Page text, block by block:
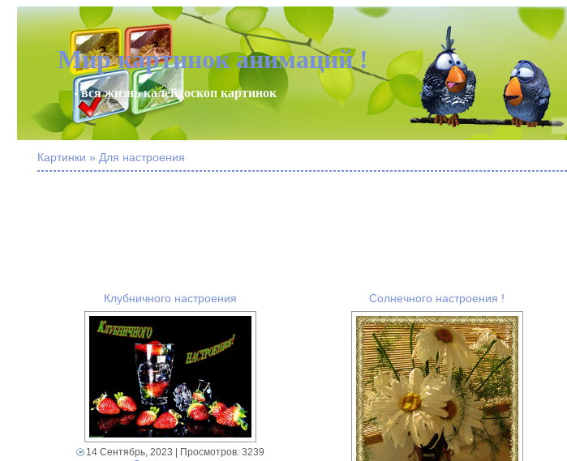
Мир картинок анимаций !
- вся жизнь калейдоскоп картинок
Картинки » Для настроения
Клубничного настроения
14 Сентябрь, 2023
| Просмотров: 3239
Солнечного настроения !